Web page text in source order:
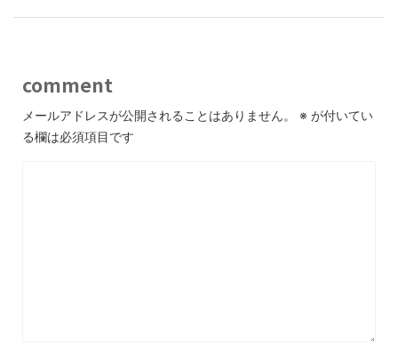
comment
メールアドレスが公開されることはありません。 ※ が付いてい
る欄は必須項目です